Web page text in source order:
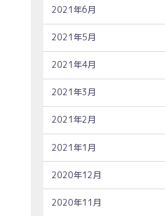
2021年6月
2021年5月
2021年4月
2021年3月
2021年2月
2021年1月
2020年12月
2020年11月